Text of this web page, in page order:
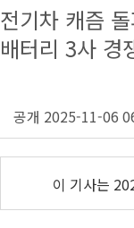
전기차 캐즘
배터리 3사 경
공개 2025-11-06
이 기사는